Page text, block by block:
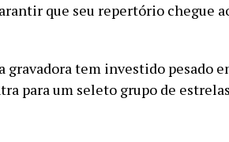
que seu repertório chegue
gravadora tem investido pesado
para um seleto grupo de